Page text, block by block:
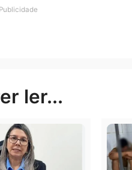
da Seguridade Social, a
e externa”.
Publicidade